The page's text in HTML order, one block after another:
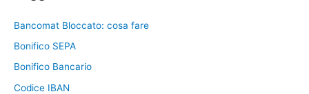
Bancomat Bloccato: cosa fare
Bonifico SEPA
Bonifico Bancario
Codice IBAN